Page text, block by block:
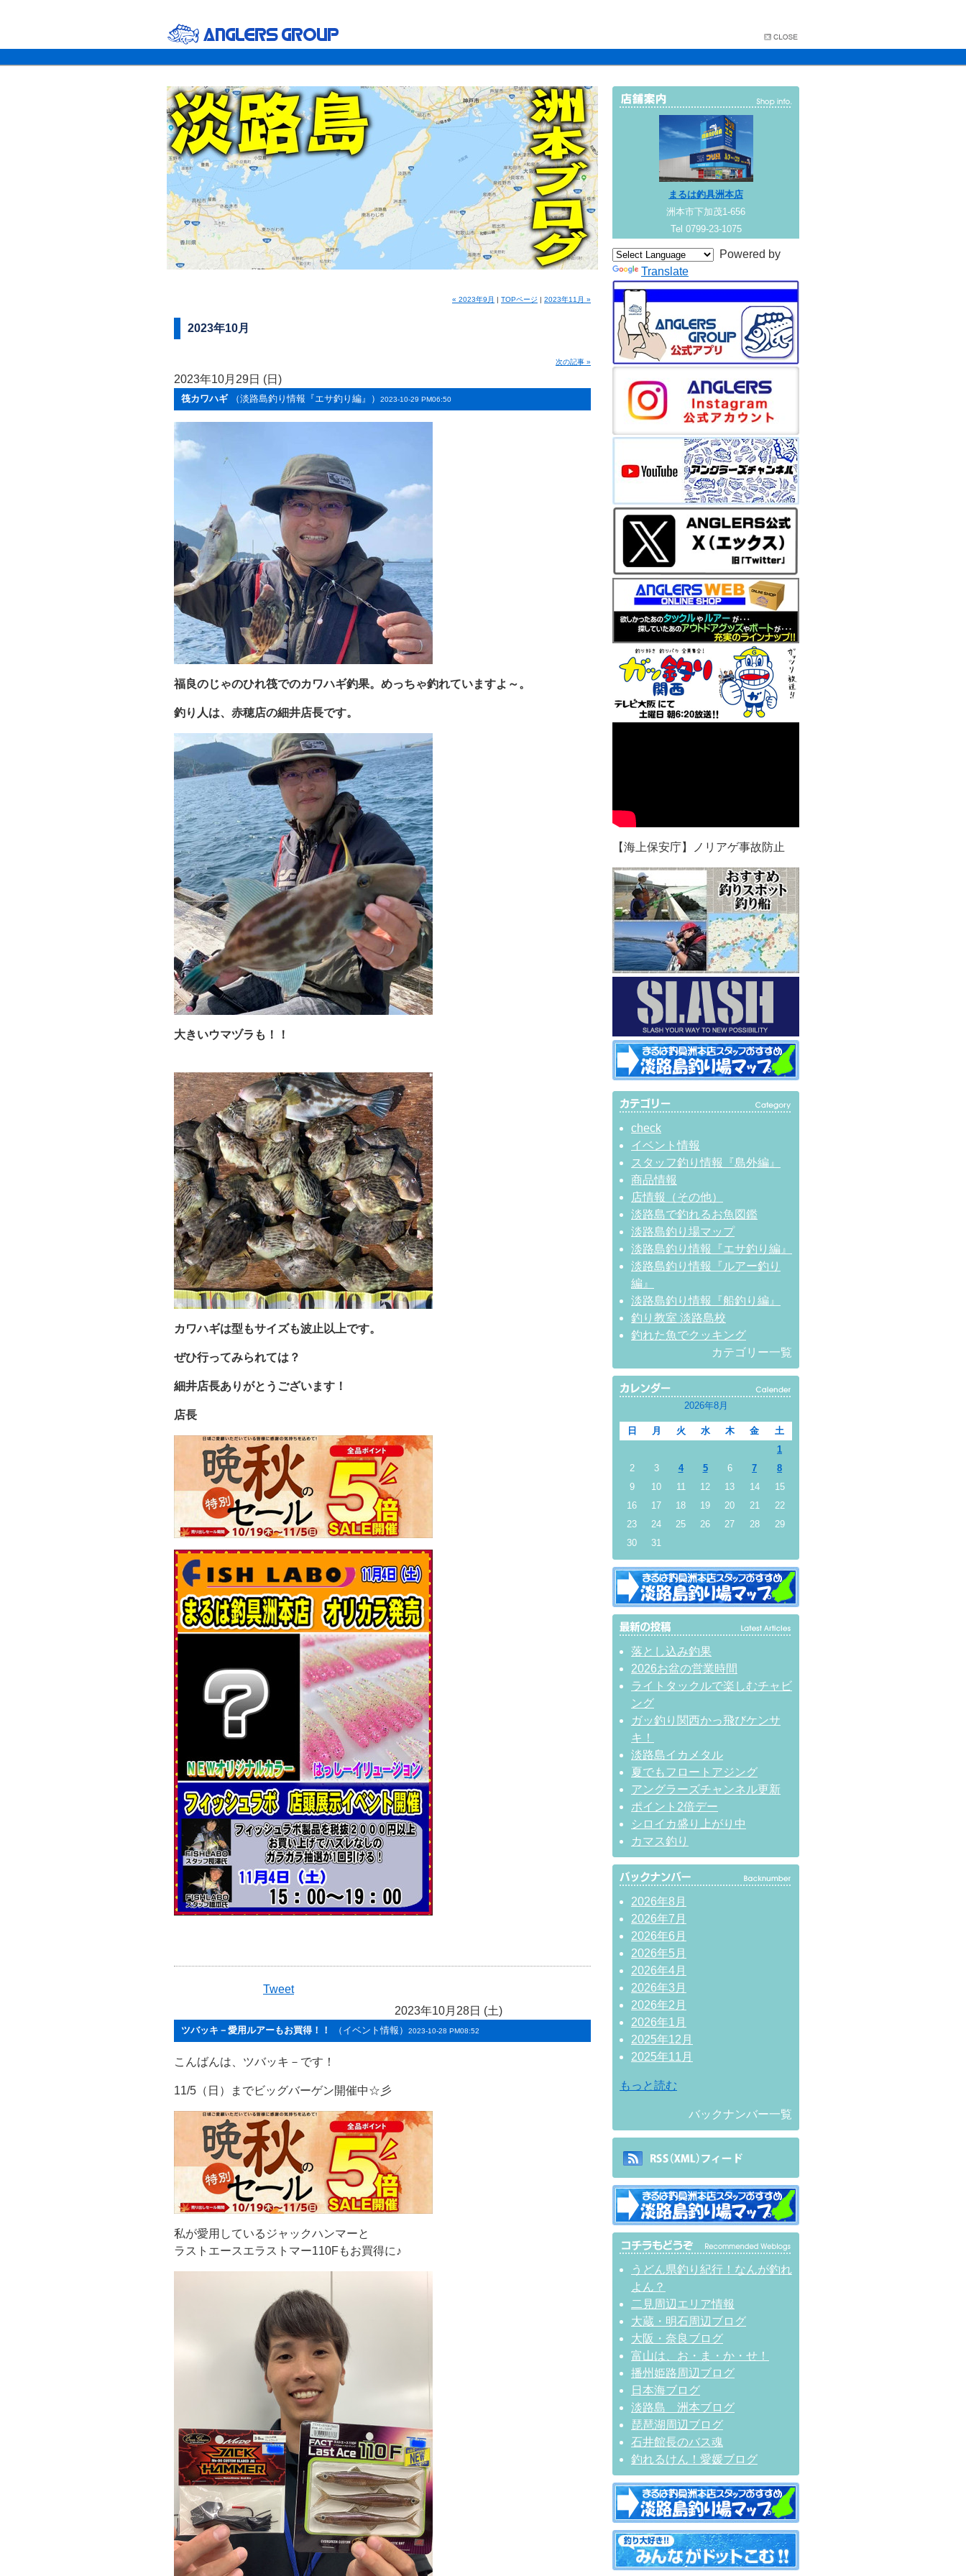
« 2023年9月 | TOPページ | 2023年11月 »
2023年10月
次の記事 »
2023年10月29日 (日)
筏カワハギ（淡路島釣り情報『エサ釣り編』） 2023-10-29 PM06:50
福良のじゃのひれ筏でのカワハギ釣果。めっちゃ釣れていますよ～。
釣り人は、赤穂店の細井店長です。
大きいウマヅラも！！
カワハギは型もサイズも波止以上です。
ぜひ行ってみられては？
細井店長ありがとうございます！
店長
Tweet
2023年10月28日 (土)
ツバッキ－愛用ルアーもお買得！！ （イベント情報） 2023-10-28 PM08:52
こんばんは、ツバッキ－です！
11/5（日）までビッグバーゲン開催中☆彡
私が愛用しているジャックハンマーと
ラストエースエラストマー110Fもお買得に♪
まるは釣具洲本店
洲本市下加茂1-656
Tel 0799-23-1075
Powered by
Translate
【海上保安庁】ノリアゲ事故防止
check
イベント情報
スタッフ釣り情報『島外編』
商品情報
店情報（その他）
淡路島で釣れるお魚図鑑
淡路島釣り場マップ
淡路島釣り情報『エサ釣り編』
淡路島釣り情報『ルアー釣り
編』
淡路島釣り情報『船釣り編』
釣り教室 淡路島校
釣れた魚でクッキング
カテゴリー一覧
2026年8月
日 月 火 水 木 金
土
1
2
3 4 5 6 7
8
9
10 11 12 13 14
15
16
17 18 19 20 21
22
23
24 25 26 27 28
29
30
31
落とし込み釣果
2026お盆の営業時間
ライトタックルで楽しむチャビ
ング
ガッ釣り関西かっ飛びケンサ
キ！
淡路島イカメタル
夏でもフロートアジング
アングラーズチャンネル更新
ポイント2倍デー
シロイカ盛り上がり中
カマス釣り
2026年8月
2026年7月
2026年6月
2026年5月
2026年4月
2026年3月
2026年2月
2026年1月
2025年12月
2025年11月
もっと読む
バックナンバー一覧
うどん県釣り紀行！なんが釣れ
よん？
二見周辺エリア情報
大蔵・明石周辺ブログ
大阪・奈良ブログ
富山は、お・ま・か・せ！
播州姫路周辺ブログ
日本海ブログ
淡路島 洲本ブログ
琵琶湖周辺ブログ
石井館長のバス魂
釣れるけん！愛媛ブログ